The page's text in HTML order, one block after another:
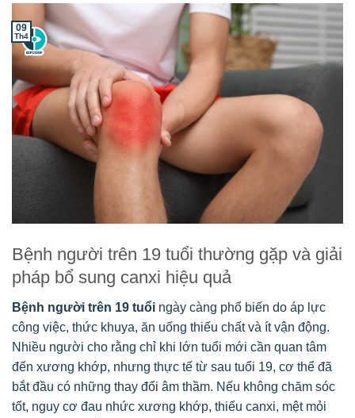
09
Th4
Bệnh người trên 19 tuổi thường gặp và giải
pháp bổ sung canxi hiệu quả
Bệnh người trên 19 tuổi ngày càng phổ biến do áp lực
công việc, thức khuya, ăn uống thiếu chất và ít vận động.
Nhiều người cho rằng chỉ khi lớn tuổi mới cần quan tâm
đến xương khớp, nhưng thực tế từ sau tuổi 19, cơ thể đã
bắt đầu có những thay đổi âm thầm. Nếu không chăm sóc
tốt, nguy cơ đau nhức xương khớp, thiếu canxi, mệt mỏi